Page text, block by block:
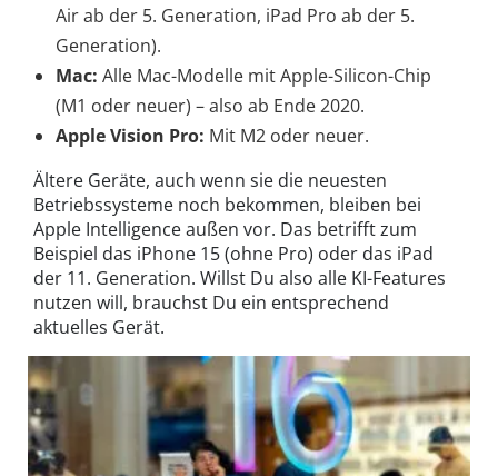
Air ab der 5. Generation, iPad Pro ab der 5.
Generation).
Mac: Alle Mac-Modelle mit Apple-Silicon-Chip
(M1 oder neuer) – also ab Ende 2020.
Apple Vision Pro: Mit M2 oder neuer.
Ältere Geräte, auch wenn sie die neuesten
Betriebssysteme noch bekommen, bleiben bei
Apple Intelligence außen vor. Das betrifft zum
Beispiel das iPhone 15 (ohne Pro) oder das iPad
der 11. Generation. Willst Du also alle KI-Features
nutzen will, brauchst Du ein entsprechend
aktuelles Gerät.